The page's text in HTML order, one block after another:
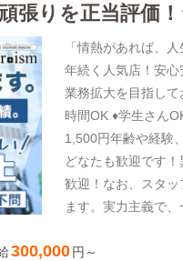
張りを正当評価
「情熱があれば、
年続く人気店！安
業務拡大を目指し
時間OK ♦学生さん
1,500円年齢や経験
どなたも歓迎です
歓迎！なお、スタ
ます。実力主義で
す。真剣に取り組ん
300,000円～